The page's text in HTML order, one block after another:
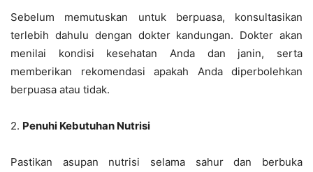
Sebelum memutuskan untuk berpuasa, konsultasikan
terlebih dahulu dengan dokter kandungan. Dokter akan
menilai kondisi kesehatan Anda dan janin, serta
memberikan rekomendasi apakah Anda diperbolehkan
berpuasa atau tidak.
2. Penuhi Kebutuhan Nutrisi
Pastikan asupan nutrisi selama sahur dan berbuka